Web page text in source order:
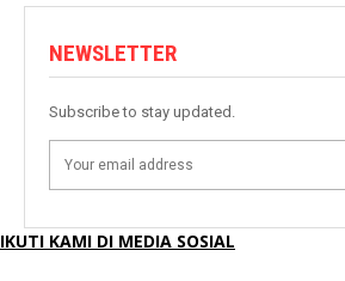
NEWSLETTER
Subscribe to stay updated.
IKUTI KAMI DI MEDIA SOSIAL